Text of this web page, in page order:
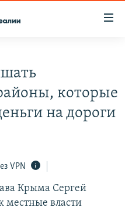
СОПРОТИВЛЕНИЯ
которые
на дороги
VPN
Крыма Сергей
местные власти